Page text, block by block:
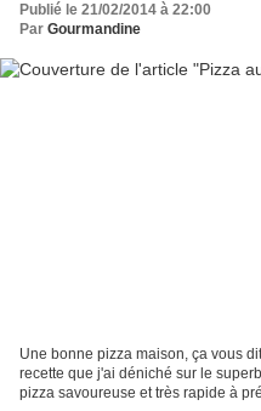
Publié le 21/02/2014 à 22:00
Par Gourmandine
Une bonne pizza maison, ça vous
recette que j'ai déniché sur le
pizza savoureuse et très rapide à